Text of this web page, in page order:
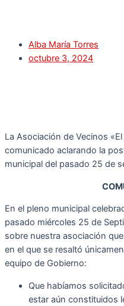
Alba María Torres
octubre 3, 2024
La Asociación de Vecinos
comunicado aclarando la
municipal del pasado 25 de
En el pleno municipal
pasado miércoles 25 de
sobre nuestra asociación
en el que se resaltó
equipo de Gobierno:
Que habíamos
estar aún constituidos